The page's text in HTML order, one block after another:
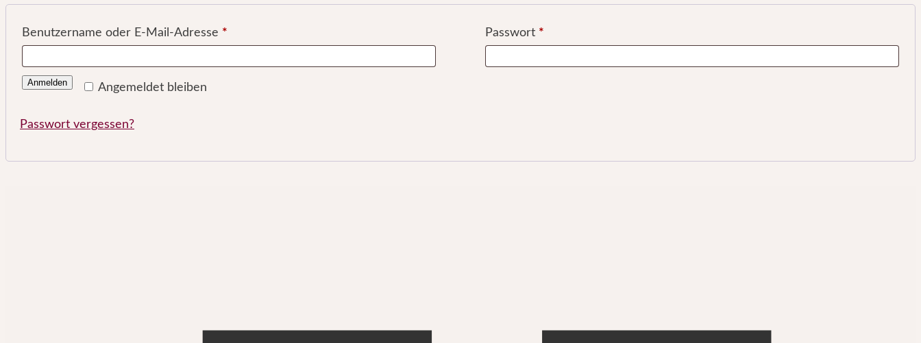
Benutzername oder E-Mail-Adresse * Passwort *
Angemeldet bleiben
Anmelden
Passwort vergessen?